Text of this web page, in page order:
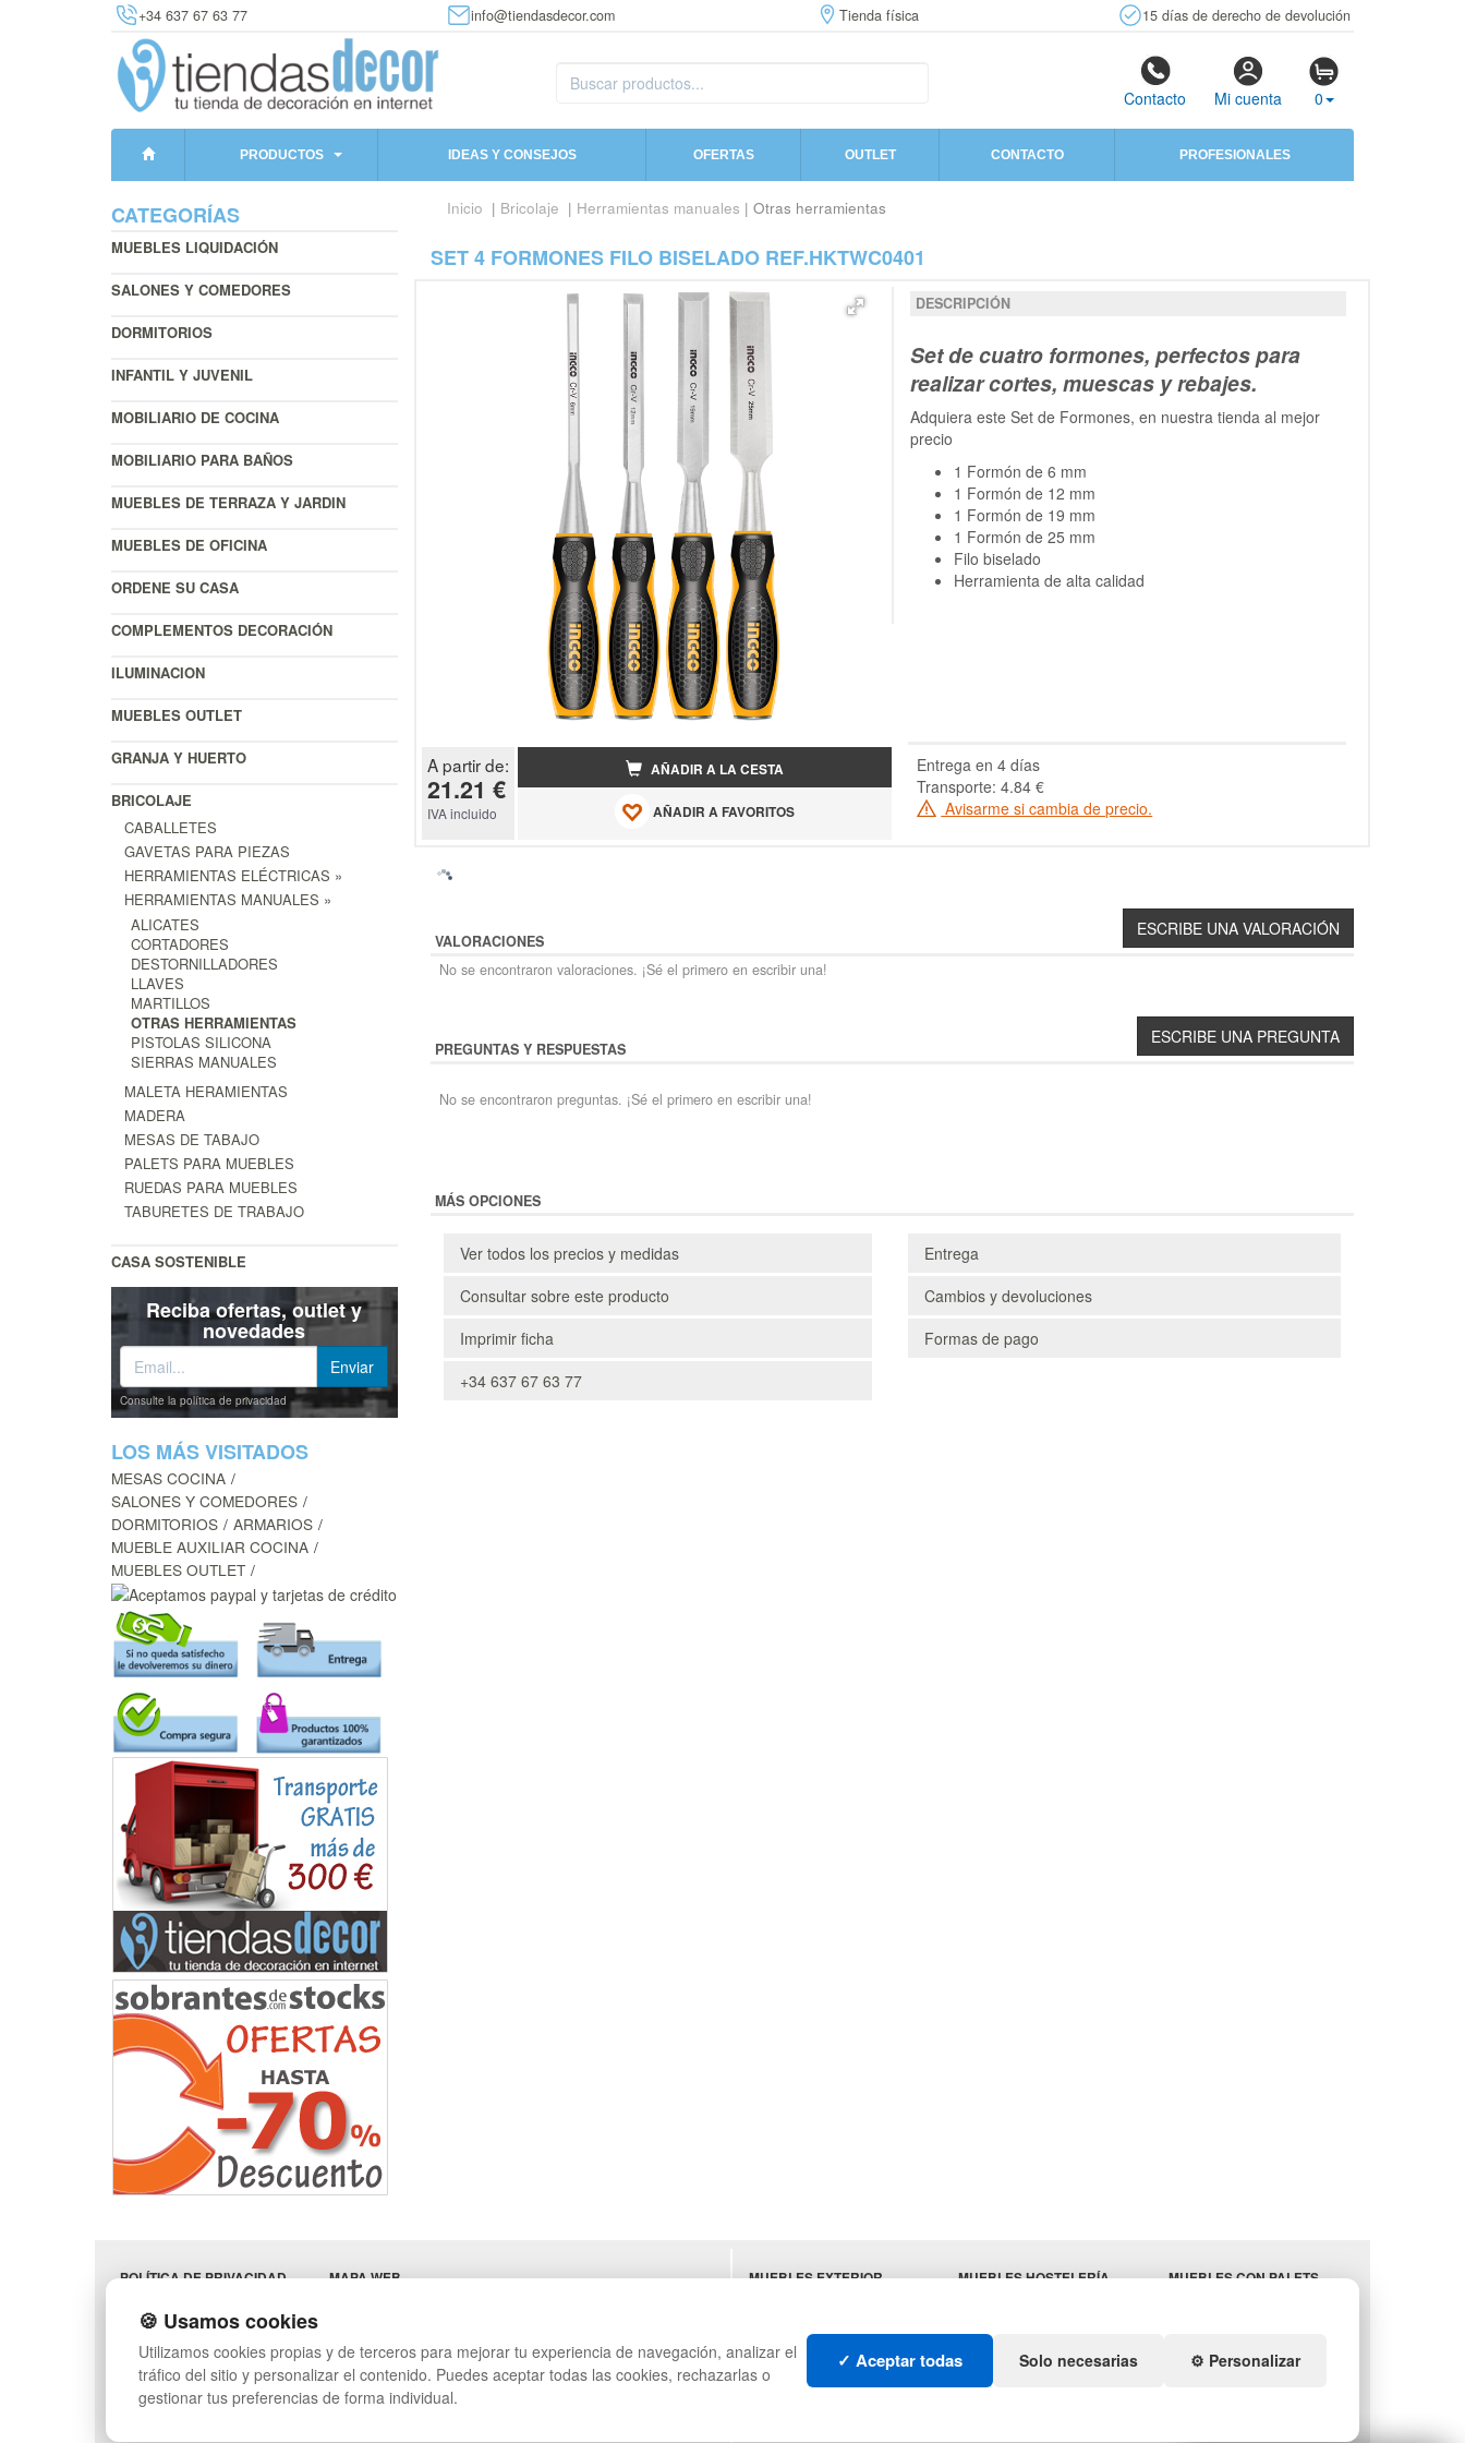
+34 637 67 63 77 info@tiendasdecor.com Tienda física 15 días de derecho de devolución
Contacto Mi cuenta 0
PRODUCTOS IDEAS Y CONSEJOS OFERTAS OUTLET CONTACTO PROFESIONALES
CATEGORÍAS
MUEBLES LIQUIDACIÓN
SALONES Y COMEDORES
DORMITORIOS
INFANTIL Y JUVENIL
MOBILIARIO DE COCINA
MOBILIARIO PARA BAÑOS
MUEBLES DE TERRAZA Y JARDIN
MUEBLES DE OFICINA
ORDENE SU CASA
COMPLEMENTOS DECORACIÓN
ILUMINACION
MUEBLES OUTLET
GRANJA Y HUERTO
BRICOLAJE
CABALLETES
GAVETAS PARA PIEZAS
HERRAMIENTAS ELÉCTRICAS »
HERRAMIENTAS MANUALES »
ALICATES
CORTADORES
DESTORNILLADORES
LLAVES
MARTILLOS
OTRAS HERRAMIENTAS
PISTOLAS SILICONA
SIERRAS MANUALES
MALETA HERAMIENTAS
MADERA
MESAS DE TABAJO
PALETS PARA MUEBLES
RUEDAS PARA MUEBLES
TABURETES DE TRABAJO
CASA SOSTENIBLE
Reciba ofertas, outlet y
novedades
Consulte la política de privacidad
LOS MÁS VISITADOS
MESAS COCINA
SALONES Y COMEDORES
DORMITORIOS
ARMARIOS
MUEBLE AUXILIAR COCINA
MUEBLES OUTLET
Inicio | Bricolaje | Herramientas manuales | Otras herramientas
SET 4 FORMONES FILO BISELADO REF.HKTWC0401
DESCRIPCIÓN
Set de cuatro formones, perfectos para
realizar cortes, muescas y rebajes.
Adquiera este Set de Formones, en nuestra tienda al mejor
precio
1 Formón de 6 mm
1 Formón de 12 mm
1 Formón de 19 mm
1 Formón de 25 mm
Filo biselado
Herramienta de alta calidad
A partir de:
21.21 €
IVA incluido
AÑADIR A LA CESTA
AÑADIR A FAVORITOS
Entrega en 4 días
Transporte: 4.84 €
Avisarme si cambia de precio.
VALORACIONES
No se encontraron valoraciones. ¡Sé el primero en escribir una!
PREGUNTAS Y RESPUESTAS
No se encontraron preguntas. ¡Sé el primero en escribir una!
MÁS OPCIONES
Ver todos los precios y medidas
Consultar sobre este producto
Imprimir ficha
+34 637 67 63 77
Entrega
Cambios y devoluciones
Formas de pago
POLÍTICA DE PRIVACIDAD
CAMBIOS Y
DEVOLUCIONES
CONTACTO
QUIENES SOMOS
MAPA WEB
SÍGUENOS:
MUEBLES EXTERIOR
MUEBLES HOSTELERÍA
TIENDA DE DEPORTES
MUEBLES CON PALETS
🍪 Usamos cookies
Utilizamos cookies propias y de terceros para mejorar tu experiencia de navegación, analizar el
tráfico del sitio y personalizar el contenido. Puedes aceptar todas las cookies, rechazarlas o
gestionar tus preferencias de forma individual.
✓ Aceptar todas Solo necesarias ⚙️ Personalizar